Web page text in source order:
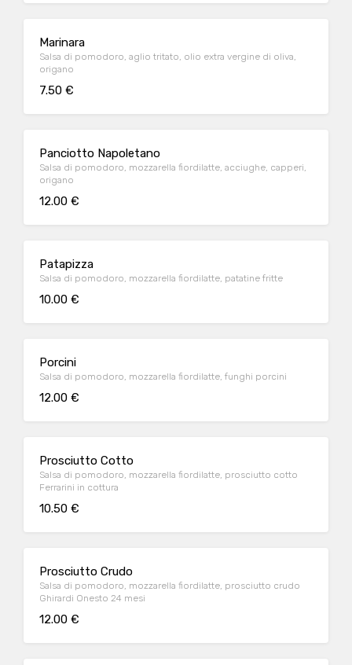
Marinara
Salsa di pomodoro, aglio tritato, olio extra vergine di oliva,
origano
7.50 €
Panciotto Napoletano
Salsa di pomodoro, mozzarella fiordilatte, acciughe, capperi,
origano
12.00 €
Patapizza
Salsa di pomodoro, mozzarella fiordilatte, patatine fritte
10.00 €
Porcini
Salsa di pomodoro, mozzarella fiordilatte, funghi porcini
12.00 €
Prosciutto Cotto
Salsa di pomodoro, mozzarella fiordilatte, prosciutto cotto
Ferrarini in cottura
10.50 €
Prosciutto Crudo
Salsa di pomodoro, mozzarella fiordilatte, prosciutto crudo
Ghirardi Onesto 24 mesi
12.00 €